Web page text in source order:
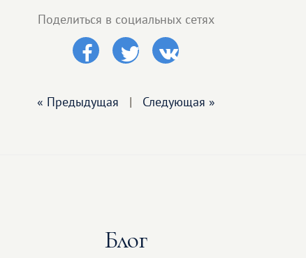
Поделиться в социальных сетях
« Предыдущая | Следующая »
Блог